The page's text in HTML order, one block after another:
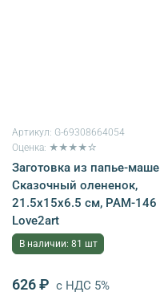
Артикул: G-69308664054
Оценка: ★★★★☆
Заготовка из папье-маше
Сказочный олененок,
21.5х15х6.5 см, PAM-146
Love2art
В наличии: 81 шт
626 ₽ с НДС 5%